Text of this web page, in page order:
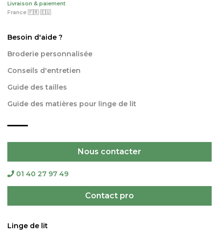
Livraison & paiement
France 🇫🇷 🇪🇺
Besoin d'aide ?
Broderie personnalisée
Conseils d'entretien
Guide des tailles
Guide des matières pour linge de lit
Nous contacter
01 40 27 97 49
Contact pro
Linge de lit